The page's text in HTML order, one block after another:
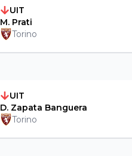
UIT
D. Zapata Banguera
Torino
UIT
M. Prati
Torino